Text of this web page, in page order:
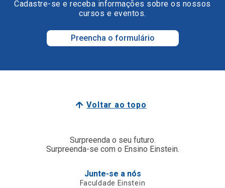
Cadastre-se e receba informações sobre os nossos
cursos e eventos.
Preencha o formulário
Voltar ao topo
Surpreenda o seu futuro.
Surpreenda-se com o Ensino Einstein.
Junte-se a nós
Faculdade Einstein